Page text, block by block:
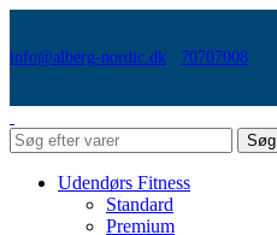
info@alberg-nordic.dk 70707008
Søg
Udendørs Fitness
Standard
Premium